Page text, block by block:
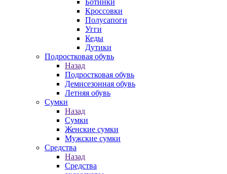
Ботинки
Кроссовки
Полусапоги
Угги
Кеды
Дутики
Подростковая обувь
Назад
Подростковая обувь
Демисезонная обувь
Летняя обувь
Сумки
Назад
Сумки
Женские сумки
Мужские сумки
Средства
Назад
Средства